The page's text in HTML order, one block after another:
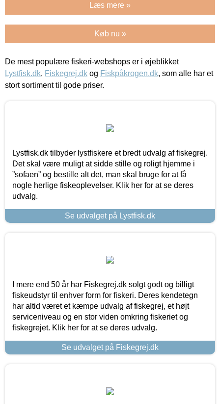
Læs mere »
Køb nu »
De mest populære fiskeri-webshops er i øjeblikket
Lystfisk.dk, Fiskegrej.dk og Fiskpåkrogen.dk, som alle har et
stort sortiment til gode priser.
Lystfisk.dk tilbyder lystfiskere et bredt udvalg af fiskegrej.
Det skal være muligt at sidde stille og roligt hjemme i
”sofaen” og bestille alt det, man skal bruge for at få
nogle herlige fiskeoplevelser. Klik her for at se deres
udvalg.
Se udvalget på Lystfisk.dk
I mere end 50 år har Fiskegrej.dk solgt godt og billigt
fiskeudstyr til enhver form for fiskeri. Deres kendetegn
har altid været et kæmpe udvalg af fiskegrej, et højt
serviceniveau og en stor viden omkring fiskeriet og
fiskegrejet. Klik her for at se deres udvalg.
Se udvalget på Fiskegrej.dk